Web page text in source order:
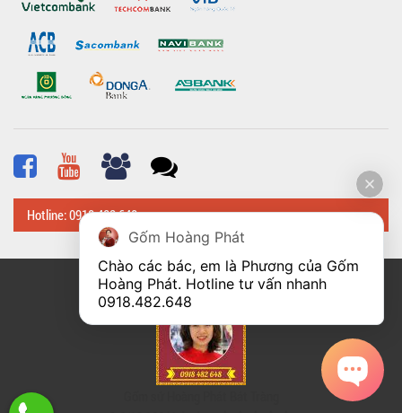
Hotline: 0918 482 648
© Bản quyền thuộc vềHoangphatbattrang.vn
Gốm Hoàng Phát
Chào các bác, em là Phương của Gốm
0918.482.648